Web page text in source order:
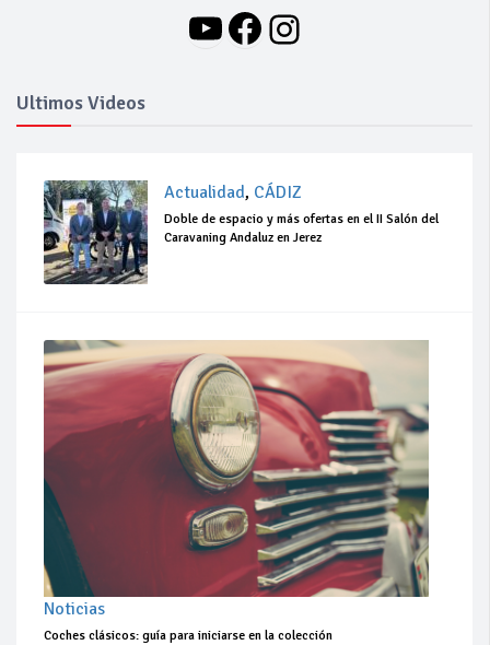
YouTube
Facebook
Instagram
Ultimos Videos
Actualidad, CÁDIZ
Doble de espacio y más ofertas en el II Salón del
Caravaning Andaluz en Jerez
Noticias
Coches clásicos: guía para iniciarse en la colección